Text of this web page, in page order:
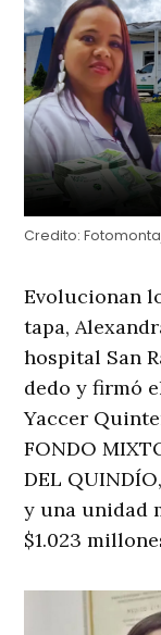
Credito:
Evolucionan
tapa,
hospital San
dedo y firmó
Yaccer
FONDO
DEL
y una unidad
$1.023